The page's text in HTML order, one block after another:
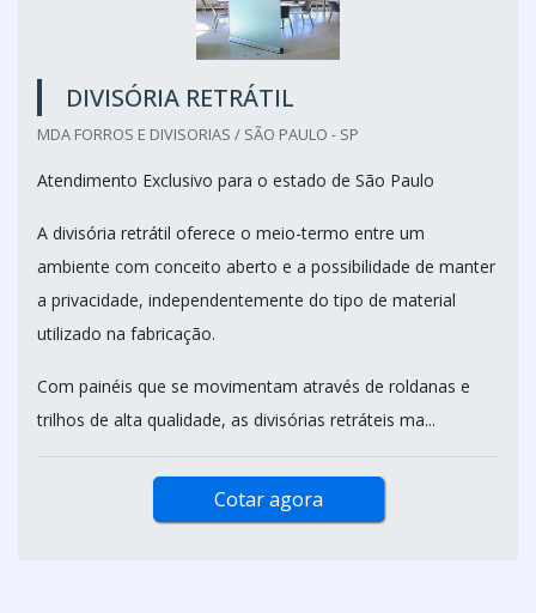
DIVISÓRIA RETRÁTIL
MDA FORROS E DIVISORIAS / SÃO PAULO - SP
Atendimento Exclusivo para o estado de São Paulo
A divisória retrátil oferece o meio-termo entre um
ambiente com conceito aberto e a possibilidade de manter
a privacidade, independentemente do tipo de material
utilizado na fabricação.
Com painéis que se movimentam através de roldanas e
trilhos de alta qualidade, as divisórias retráteis ma...
Cotar agora